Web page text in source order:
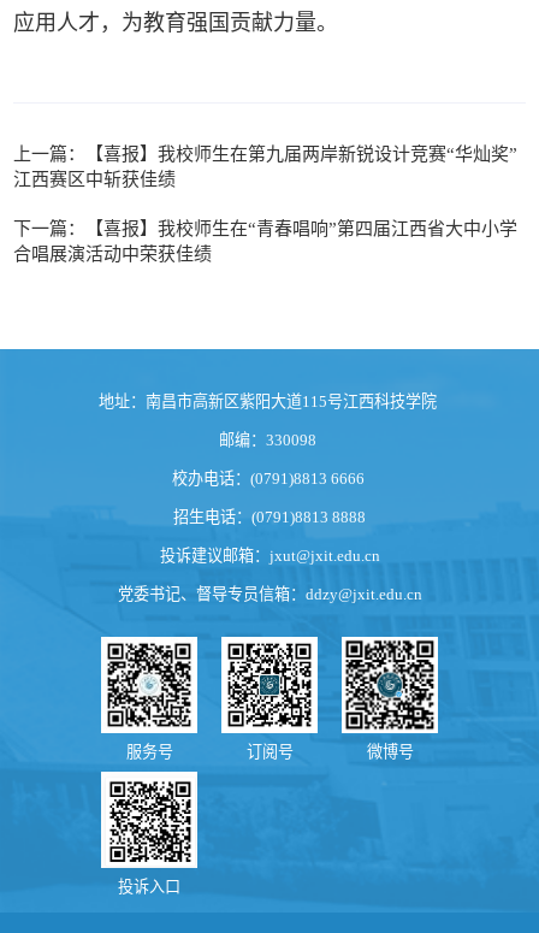
应用人才，为教育强国贡献力量。
上一篇：【喜报】我校师生在第九届两岸新锐设计竞赛“华灿奖”
江西赛区中斩获佳绩
下一篇：【喜报】我校师生在“青春唱响”第四届江西省大中小学
合唱展演活动中荣获佳绩
地址：南昌市高新区紫阳大道115号江西科技学院
邮编：330098
校办电话：(0791)8813 6666
招生电话：(0791)8813 8888
投诉建议邮箱： jxut@jxit.edu.cn
党委书记、督导专员信箱： ddzy@jxit.edu.cn
服务号 订阅号 微博号
投诉入口